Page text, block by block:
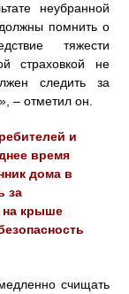
неубранной
помнить о
тяжести
страховкой не
следить за
– отметил он.
и
время
дома в
за
на крыше
счищать